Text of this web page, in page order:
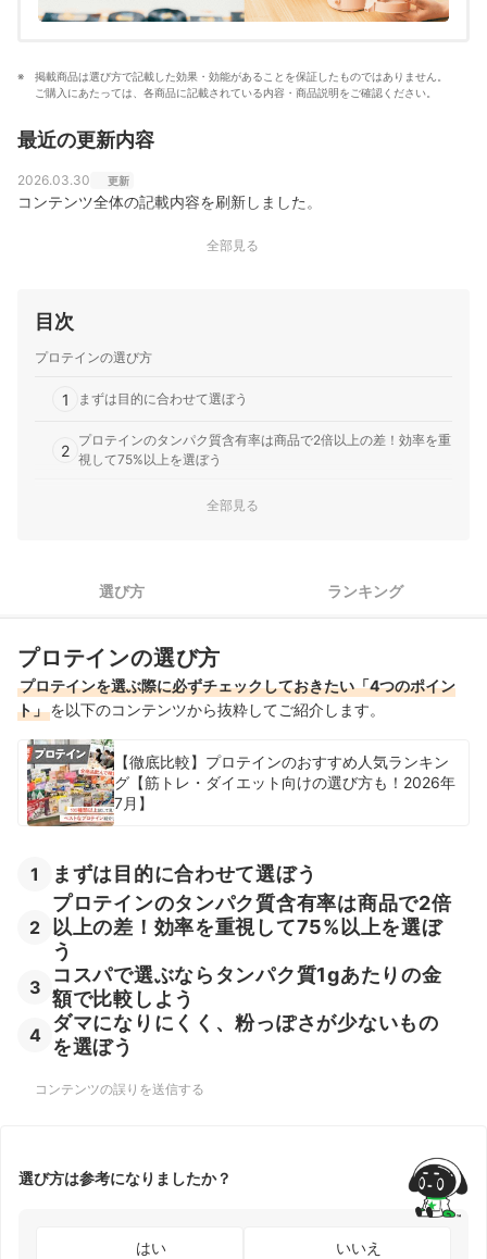
掲載商品は選び方で記載した効果・効能があることを保証したものではありません。
ご購入にあたっては、各商品に記載されている内容・商品説明をご確認ください。
最近の更新内容
2026.03.30 更新
コンテンツ全体の記載内容を刷新しました。
全部見る
目次
プロテインの選び方
1 まずは目的に合わせて選ぼう
2
プロテインのタンパク質含有率は商品で2倍以上の差！効率を重
視して75%以上を選ぼう
コスパで選ぶならタンパク質1gあたりの金額で比較しよう
グロングのプロテイン全7商品おすすめ人気ランキング
グロングのプロテインの売れ筋ランキングもチェック！
全部見る
選び方 ランキング
プロテインの選び方
プロテインを選ぶ際に必ずチェックしておきたい「4つのポイン
ト」を以下のコンテンツから抜粋してご紹介します。
【徹底比較】プロテインのおすすめ人気ランキン
グ【筋トレ・ダイエット向けの選び方も！2026年
7月】
1 まずは目的に合わせて選ぼう
2
プロテインのタンパク質含有率は商品で2倍
以上の差！効率を重視して75%以上を選ぼ
う
3
コスパで選ぶならタンパク質1gあたりの金
額で比較しよう
4
ダマになりにくく、粉っぽさが少ないもの
を選ぼう
コンテンツの誤りを送信する
選び方は参考になりましたか？
はい いいえ